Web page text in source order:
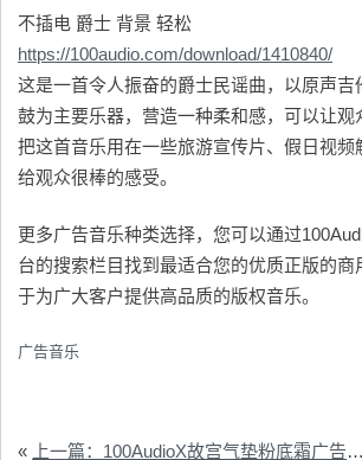
不插电 爵士 背景 轻松
https://100audio.com/download/1410840/
这是一首令人振奋的爵士民谣曲，以原声吉
鼓为主要乐器，营造一种柔和感，可以让观
把这首音乐用在一些旅游宣传片、假日视频
给观众很棒的感受。
更多广告音乐种类选择，您可以通过
台的搜索栏目找到最适合您的优质正版的商
于为广大客户提供高品质的版权音乐。
广告音乐
« 上一篇：100AudioX故宫气垫粉底霜广告配乐授权